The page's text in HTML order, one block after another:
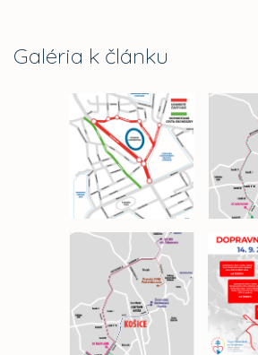
Galéria k článku